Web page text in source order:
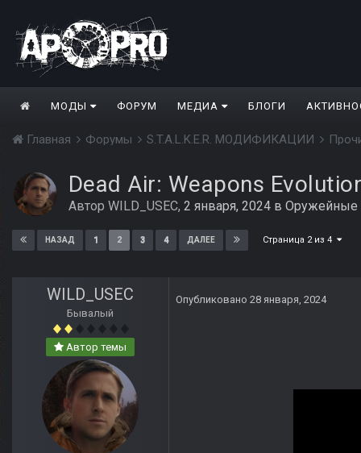
МОДЫ ФОРУМ МЕДИА БЛОГИ
Главная Форумы S.T.A.L.K.E.R. МОДИФИКАЦИИ
Dead Air: Weapons
Автор WILD_USEC, 2 января, 2024 в
НАЗАД 1 2 3 4 ДАЛЕЕ Страница 2 из 4
WILD_USEC
Бывалый
Автор темы
Опубликовано 28 января, 2024